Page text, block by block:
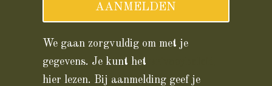
AANMELDEN
We gaan zorgvuldig om met je
gegevens. Je kunt het
hier lezen. Bij aanmelding geef je